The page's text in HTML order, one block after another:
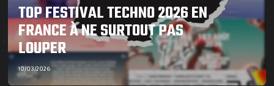
TOP FESTIVAL TECHNO 2026 EN
FRANCE À NE SURTOUT PAS
LOUPER
10/03/2026